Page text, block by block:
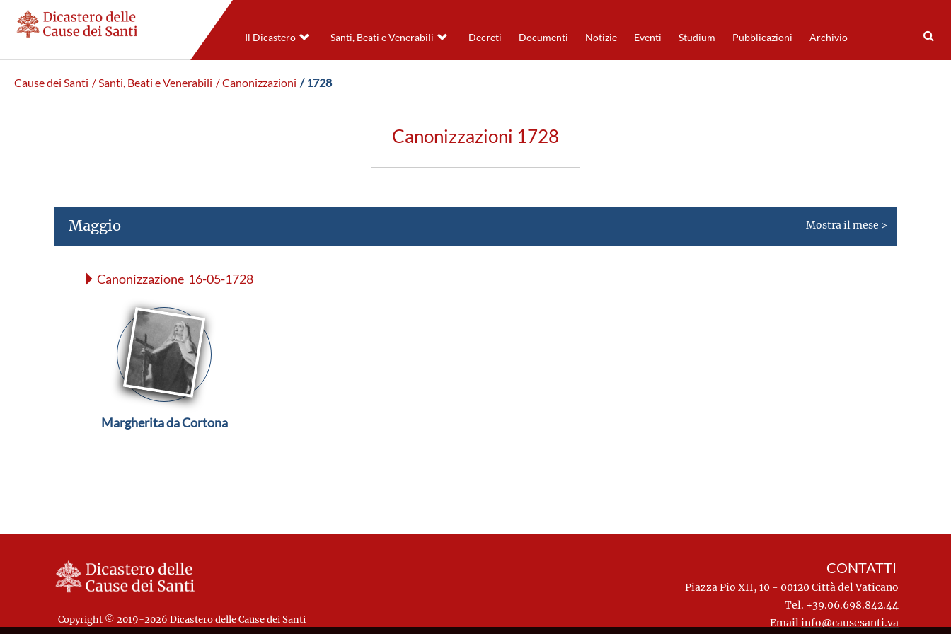
Il Dicastero Santi, Beati e Venerabili Decreti Documenti Notizie Eventi Studium Pubblicazioni Archivio
Cause dei Santi / Santi, Beati e Venerabili / Canonizzazioni / 1728
Canonizzazioni 1728
Maggio Mostra il mese >
Canonizzazione 16-05-1728
Margherita da Cortona
Copyright © 2019-2026 Dicastero delle Cause dei Santi
CONTATTI
Piazza Pio XII, 10 - 00120 Città del Vaticano
Tel. +39.06.698.842.44
Emailinfo@causesanti.va